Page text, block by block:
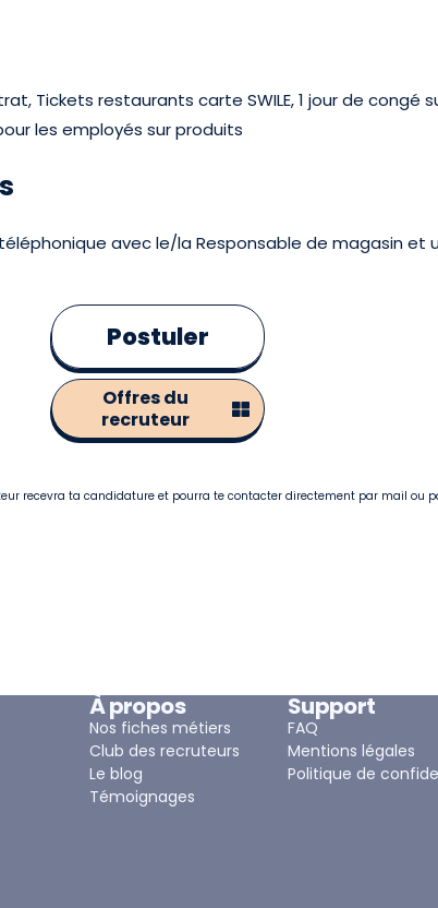
Tickets restaurants carte SWILE, 1 jour de congé
les employés sur produits
avec le/la Responsable de magasin et
Postuler
Offres du
recruteur
recevra ta candidature et pourra te contacter directement par mail ou
À propos
Nos fiches métiers
Club des recruteurs
Le blog
Témoignages
Support
FAQ
Mentions légales
Politique de